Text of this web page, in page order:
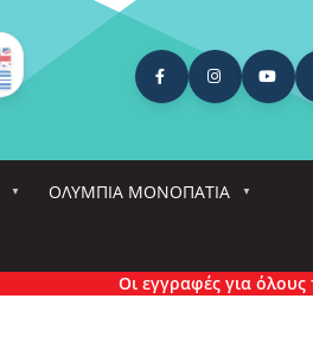
ΟΛΎΜΠΙΑ ΜΟΝΟΠΆΤΙΑ
Οι εγγραφές για όλους τους